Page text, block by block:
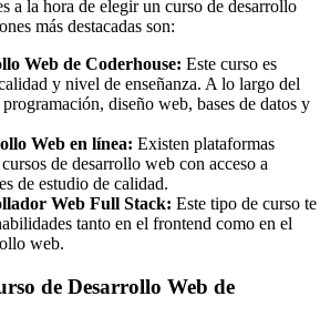
a la hora de elegir un curso de desarrollo
más destacadas son:
Web de Coderhouse: Este curso es
y nivel de enseñanza. A lo largo del
diseño web, bases de datos y
Web en línea: Existen plataformas
de desarrollo web con acceso a
de estudio de calidad.
Web Full Stack: Este tipo de curso te
tanto en el frontend como en el
web.
de Desarrollo Web de